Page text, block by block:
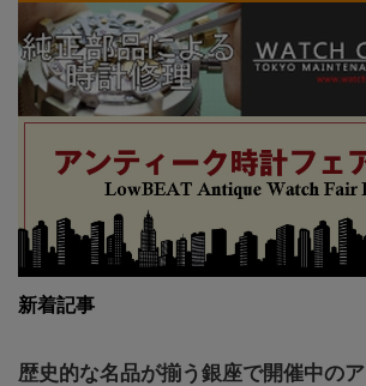
新着記事
歴史的な名品が揃う銀座で開催中のア